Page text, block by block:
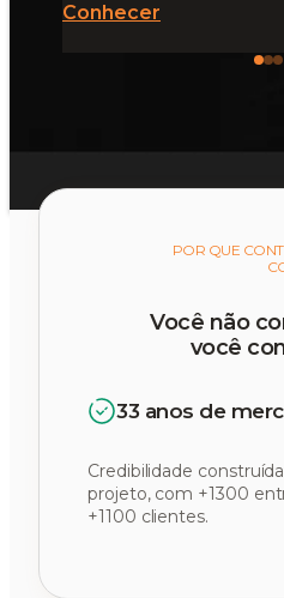
Conhecer
POR QUE
Você não
você
33 anos de
Credibilidade
projeto, com +1300
+1100 clientes.